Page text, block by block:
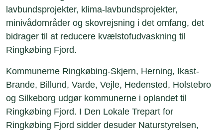
lavbundsprojekter, klima-lavbundsprojekter,
minivådområder og skovrejsning i det omfang, det
bidrager til at reducere kvælstofudvaskning til
Ringkøbing Fjord.
Kommunerne Ringkøbing-Skjern, Herning, Ikast-
Brande, Billund, Varde, Vejle, Hedensted, Holstebro
og Silkeborg udgør kommunerne i oplandet til
Ringkøbing Fjord. I Den Lokale Trepart for
Ringkøbing Fjord sidder desuder Naturstyrelsen,